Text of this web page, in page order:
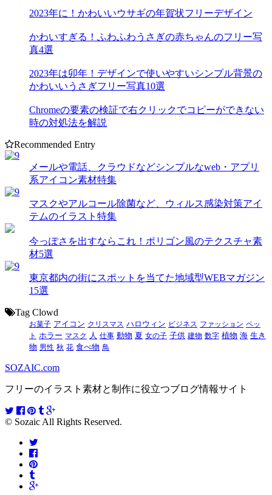
2023年に！かわいいウサギの年賀状フリーデザイン
かわいすぎる！ふわふわうさぎの赤ちゃんのフリー写
真4選
2023年は卯年！デザインで使いやすいシンプル背景の
かわいいうさぎフリー写真10選
Chromeの要素の検証で右クリックでコピーができない
時の対処法を解説
Recommended Entry
メールや電話、クラウドなどシンプルなweb・アプリ
系アイコン素材特集
マスクやアルコール除菌など、ウィルス感染対策アイ
テムのイラスト特集
今っぽさを出すならこれ！ポリゴン風のテクスチャ素
材5選
東京都内の街にスポットを当てた地域型WEBマガジン
15選
Tag Clowd
お菓子 アイコン クリスマス ハロウィン ビジネス ファッション ペッ
ト ホラー マスク 人 仕事 動物 夏 女の子 子供 建物 数字 植物 海 生き
物 男性 秋 花 食べ物 鳥
SOZAIC.com
フリーのイラスト素材と制作に役立つブログ情報サイト
© Sozaic All Rights Reserved.